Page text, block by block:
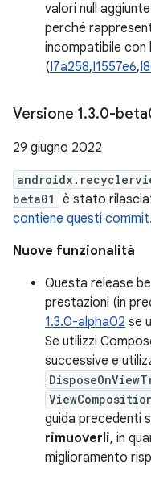
valori null
perché
incompatibile con
(I7a258,I1557e6,
Versione 1.3.0-
29 giugno 2022
beta01
è stato
contiene questi commit.
Nuove funzionalità
Questa release
prestazioni (in
1.3.0-alpha02 se
Se utilizzi
successive e
guida precedenti
rimuoverli, in
miglioramento